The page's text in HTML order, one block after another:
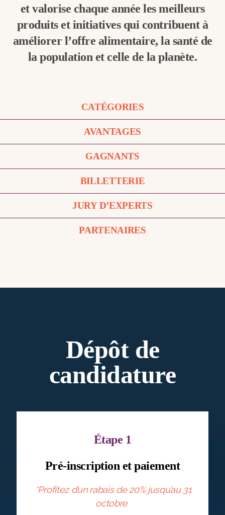
et valorise chaque année les meilleurs
produits et initiatives qui contribuent à
améliorer l’offre alimentaire, la santé de
la population et celle de la planète.
CATÉGORIES
AVANTAGES
GAGNANTS
BILLETTERIE
JURY D’EXPERTS
PARTENAIRES
Dépôt de
candidature
Étape 1
Pré-inscription et paiement
*Profitez d’un rabais de 20% jusqu’au 31
octobre